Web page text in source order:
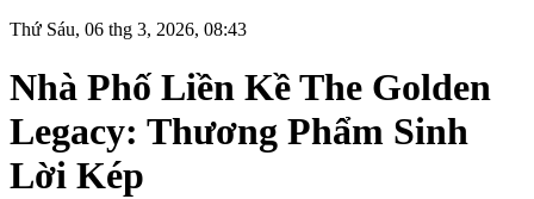
Thứ Sáu, 06 thg 3, 2026, 08:43
Nhà Phố Liền Kề The Golden
Legacy: Thương Phẩm Sinh
Lời Kép